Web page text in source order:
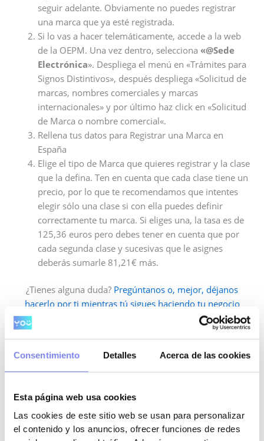
Consentimiento Detalles Acerca de las cookies
Esta página web usa cookies
Las cookies de este sitio web se usan para personalizar
el contenido y los anuncios, ofrecer funciones de redes
seguir adelante. Obviamente no puedes registrar
una marca que ya esté registrada.
Si lo vas a hacer telemáticamente, accede a la web
de la OEPM. Una vez dentro, selecciona «@Sede
Electrónica». Despliega el menú en «Trámites para
Signos Distintivos», después despliega «Solicitud de
marcas, nombres comerciales y marcas
internacionales» y por último haz click en «Solicitud
de Marca o nombre comercial«.
Rellena tus datos para Registrar una Marca en
España
Elige el tipo de Marca que quieres registrar y la clase
que la defina. Ten en cuenta que cada clase tiene un
precio, por lo que te recomendamos que intentes
elegir sólo una clase si con ella puedes definir
correctamente tu marca. Si eliges una, la tasa es de
125,36 euros pero debes tener en cuenta que por
cada segunda clase y sucesivas que le asignes
deberás sumarle 81,21€ más.
¿Tienes alguna duda? Pregúntanos o, mejor, déjanos
hacerlo por ti mientras tú sigues haciendo tu negocio
Tu dirección de correo electrónico no será publicada.
Escribe